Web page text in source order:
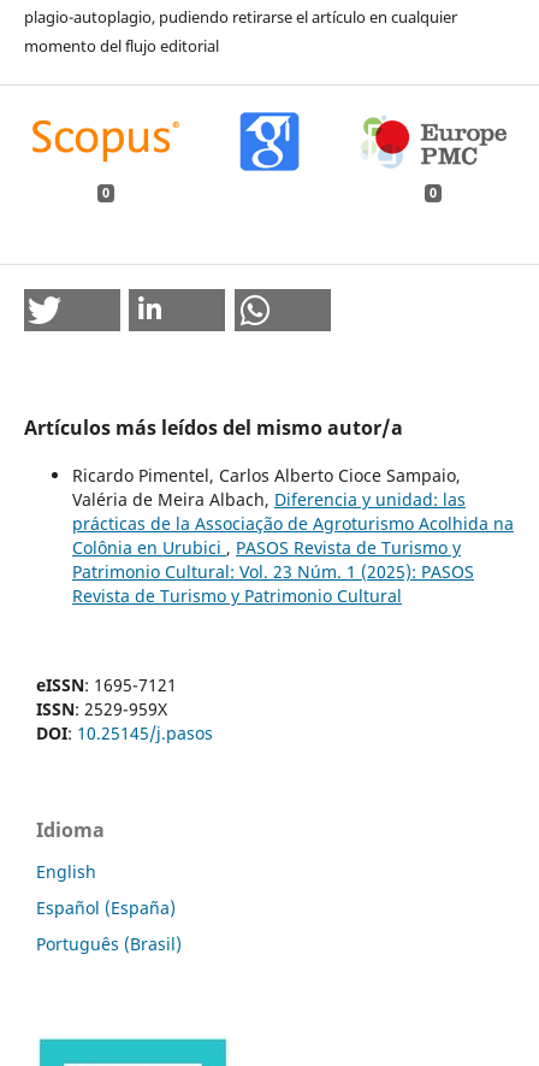
plagio-autoplagio, pudiendo retirarse el artículo en cualquier
momento del flujo editorial
0 0
Artículos más leídos del mismo autor/a
Ricardo Pimentel, Carlos Alberto Cioce Sampaio,
Valéria de Meira Albach, Diferencia y unidad: las
prácticas de la Associação de Agroturismo Acolhida na
Colônia en Urubici , PASOS Revista de Turismo y
Patrimonio Cultural: Vol. 23 Núm. 1 (2025): PASOS
Revista de Turismo y Patrimonio Cultural
eISSN: 1695-7121
ISSN: 2529-959X
DOI: 10.25145/j.pasos
Idioma
English
Español (España)
Português (Brasil)